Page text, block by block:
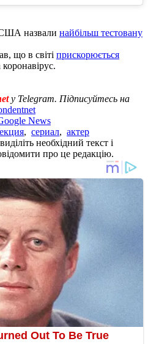
США назвали найбільш тестовану
що в світі прискорюється
коронавірус.
у Telegram. Підписуйтесь на
News
, сериал, актер
необхідний текст і
про це редакцію.